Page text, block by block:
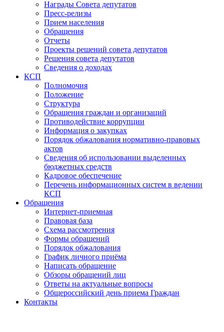
Награды Совета депутатов
Пресс-релизы
Прием населения
Обращения
Отчеты
Проекты решений совета депутатов
Решения совета депутатов
Сведения о доходах
КСП
Полномочия
Положение
Структура
Обращения граждан и организаций
Противодействие коррупции
Информация о закупках
Порядок обжалования нормативно-правовых
актов
Сведения об использовании выделенных
бюджетных средств
Кадровое обеспечение
Перечень информационных систем в ведении
КСП
Обращения
Интернет-приемная
Правовая база
Схема рассмотрения
Формы обращений
Порядок обжалования
График личного приёма
Написать обращение
Обзоры обращений лиц
Ответы на актуальные вопросы
Общероссийский день приема Граждан
Контакты